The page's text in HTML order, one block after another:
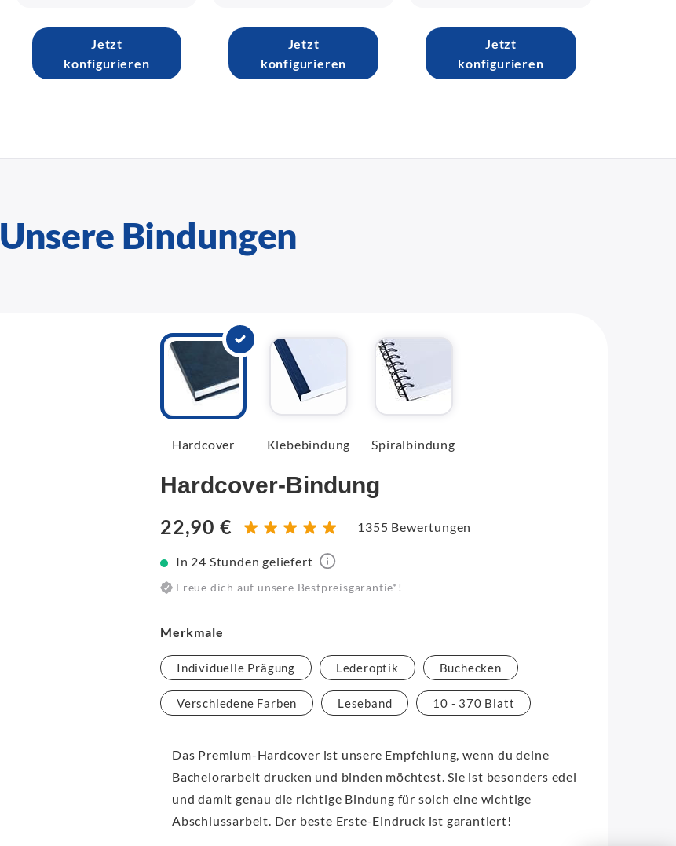
Jetzt
konfigurieren
Jetzt
konfigurieren
Jetzt
konfigurieren
Unsere Bindungen
Hardcover Klebebindung Spiralbindung
Hardcover-Bindung
22,90 € 1355 Bewertungen
In 24 Stunden geliefert
Freue dich auf unsere Bestpreisgarantie*!
Merkmale
Individuelle Prägung Lederoptik Buchecken
Verschiedene Farben Leseband 10 - 370 Blatt
Das Premium-Hardcover ist unsere Empfehlung, wenn du deine
Bachelorarbeit drucken und binden möchtest. Sie ist besonders edel
und damit genau die richtige Bindung für solch eine wichtige
Abschlussarbeit. Der beste Erste-Eindruck ist garantiert!